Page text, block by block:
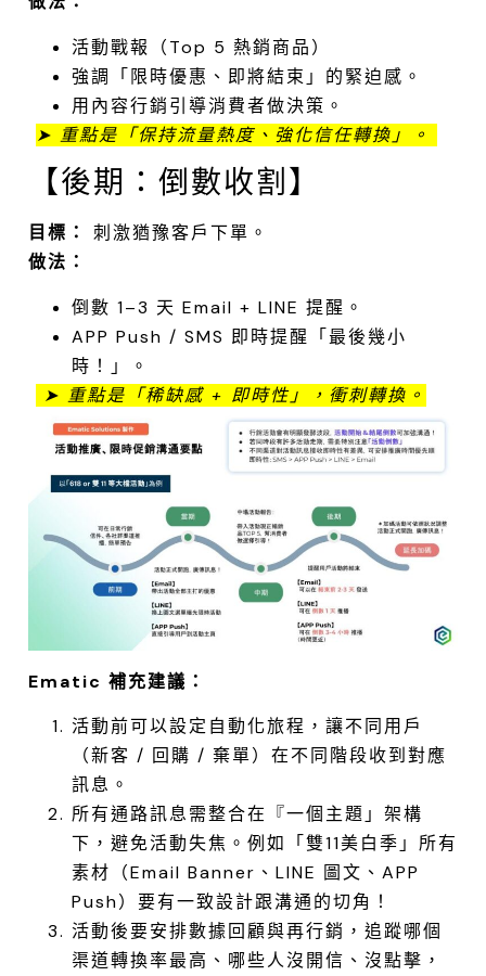
活動戰報（Top 5 熱銷商品）
強調「限時優惠、即將結束」的緊迫感。
用內容行銷引導消費者做決策。
➤ 重點是「保持流量熱度、強化信任轉換」。
【後期：倒數收割】
目標：
刺激猶豫客戶下單。
做法：
倒數 1–3 天 Email + LINE 提醒。
APP Push / SMS 即時提醒「最後幾小
時！」。
➤ 重點是「稀缺感 + 即時性」，衝刺轉換。
Ematic 補充建議：
活動前可以設定自動化旅程，讓不同用戶
（新客 / 回購 / 棄單）在不同階段收到對應
訊息。
所有通路訊息需整合在『一個主題」架構
下，避免活動失焦。例如「雙11美白季」所有
素材（Email Banner、LINE 圖文、APP
Push）要有一致設計跟溝通的切角！
活動後要安排數據回顧與再行銷，追蹤哪個
渠道轉換率最高、哪些人沒開信、沒點擊，